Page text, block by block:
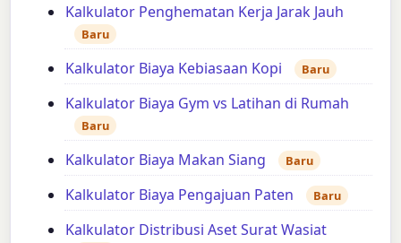
Kalkulator Penghematan Kerja Jarak Jauh
Baru
Kalkulator Biaya Kebiasaan Kopi Baru
Kalkulator Biaya Gym vs Latihan di Rumah
Baru
Kalkulator Biaya Makan Siang Baru
Kalkulator Biaya Pengajuan Paten Baru
Kalkulator Distribusi Aset Surat Wasiat